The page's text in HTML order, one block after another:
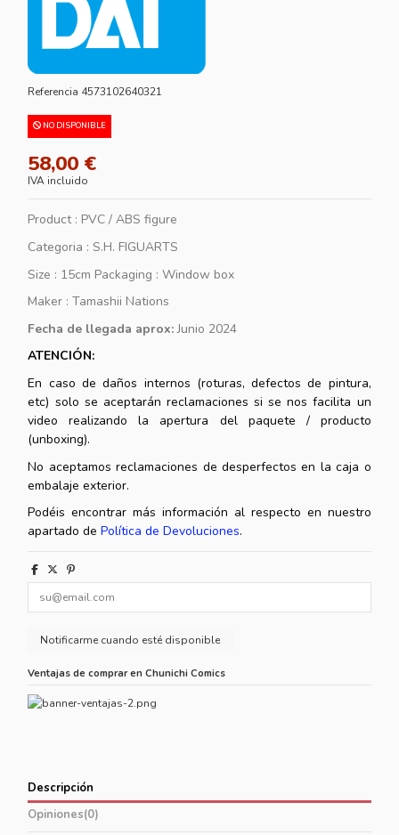
Referencia 4573102640321
NO DISPONIBLE
58,00 €
IVA incluido
Product : PVC / ABS figure
Categoria : S.H. FIGUARTS
Size : 15cm Packaging : Window box
Maker : Tamashii Nations
Fecha de llegada aprox:Junio 2024
ATENCIÓN:
En caso de daños internos (roturas, defectos de pintura,
etc) solo se aceptarán reclamaciones si se nos facilita un
video realizando la apertura del paquete / producto
(unboxing).
No aceptamos reclamaciones de desperfectos en la caja o
embalaje exterior.
Podéis encontrar más información al respecto en nuestro
apartado dePolítica de Devoluciones.
Ventajas de comprar en Chunichi Comics
Descripción
Opiniones(0)